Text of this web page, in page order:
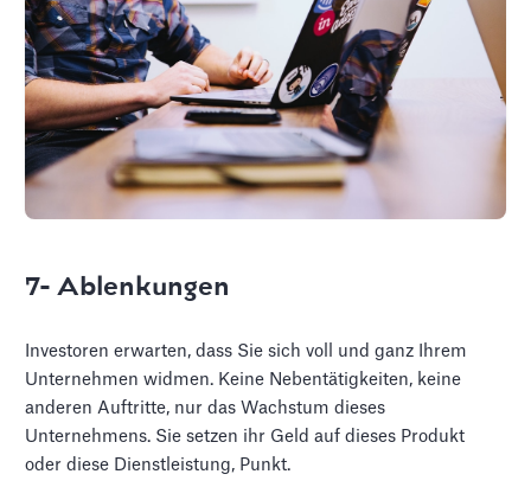
7- Ablenkungen
Investoren erwarten, dass Sie sich voll und ganz Ihrem
Unternehmen widmen. Keine Nebentätigkeiten, keine
anderen Auftritte, nur das Wachstum dieses
Unternehmens. Sie setzen ihr Geld auf dieses Produkt
oder diese Dienstleistung, Punkt.